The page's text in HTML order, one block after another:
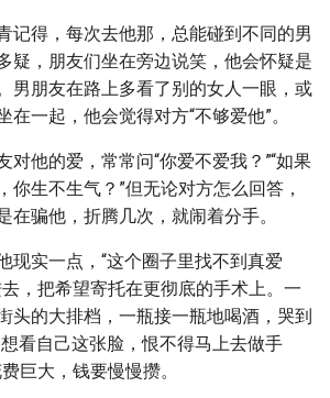
记得，每次去他那，总能碰到不同的男
疑，朋友们坐在旁边说笑，他会怀疑是
男朋友在路上多看了别的女人一眼，或
一起，他会觉得对方“不够爱他”。
对他的爱，常常问“你爱不爱我？”“如果
你生不生气？”但无论对方怎么回答，
在骗他，折腾几次，就闹着分手。
现实一点，“这个圈子里找不到真爱
，把希望寄托在更彻底的手术上。一
头的大排档，一瓶接一瓶地喝酒，哭到
看自己这张脸，恨不得马上去做手
巨大，钱要慢慢攒。